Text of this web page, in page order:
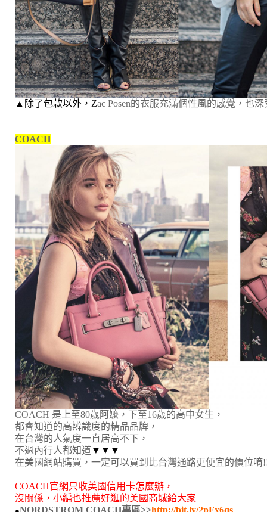
▲除了包款以外，Zac Posen的衣服充滿個性風的感覺，也
COACH
COACH 是上至80歲阿嬤，下至16歲的高中女生，
都會知道的高辨識度的精品品牌，
在台灣的人氣度一直居高不下，
不過內行人都知道▼ ▼ ▼
在美國網站購買，一定可以買到比台灣通路更便宜的價位唷
COACH官網只收美國信用卡怎麼辦，
沒關係，小編也推薦好逛的美國商城給大家
NORDSTROM COACH專區>>http://bit.ly/2pFx6qs